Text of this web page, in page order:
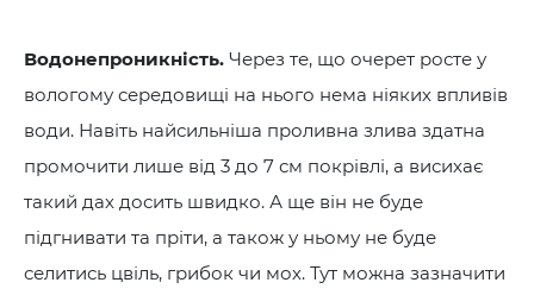
Водонепроникність. Через те, що очерет росте у
вологому середовищі на нього нема ніяких впливів
води. Навіть найсильніша проливна злива здатна
промочити лише від 3 до 7 см покрівлі, а висихає
такий дах досить швидко. А ще він не буде
підгнивати та пріти, а також у ньому не буде
селитись цвіль, грибок чи мох. Тут можна зазначити